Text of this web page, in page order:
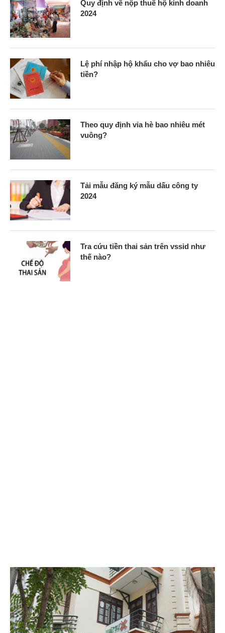
Quy định về nộp thuế hộ kinh doanh
2024
Lệ phí nhập hộ khẩu cho vợ bao nhiêu
tiền?
Theo quy định vỉa hè bao nhiêu mét
vuông?
Tải mẫu đăng ký mẫu dấu công ty
2024
Tra cứu tiền thai sản trên vssid như
thế nào?